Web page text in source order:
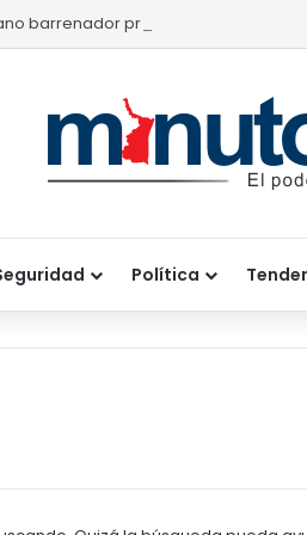
barrenador provoca pérdidas de
Política